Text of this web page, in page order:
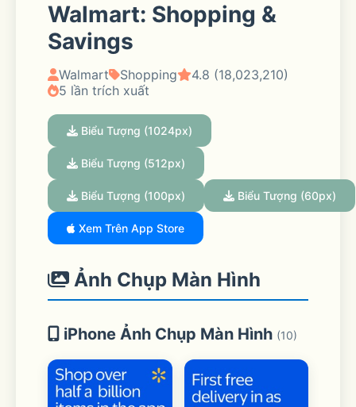
Walmart: Shopping &
Savings
Walmart Shopping
4.8 (18,023,210)
5 lần trích xuất
Biểu Tượng (1024px)
Biểu Tượng (512px)
Biểu Tượng (100px) Biểu Tượng (60px)
Xem Trên App Store
Ảnh Chụp Màn Hình
iPhone Ảnh Chụp Màn Hình (10)